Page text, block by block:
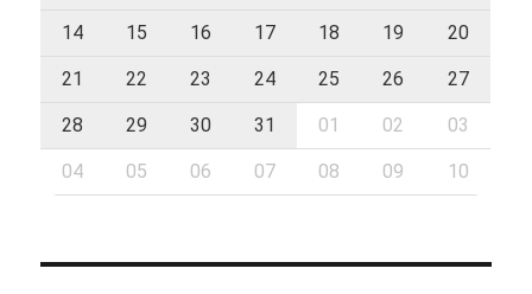
14 15 16 17 18 19 20
21 22 23 24 25 26 27
28 29 30 31 01 02 03
04 05 06 07 08 09 10